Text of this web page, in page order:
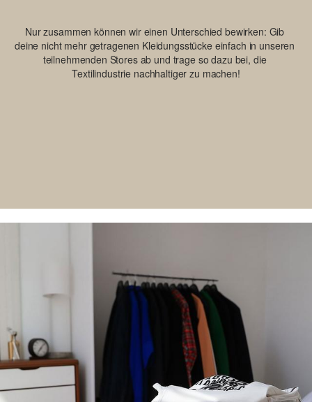
Nur zusammen können wir einen Unterschied bewirken: Gib
deine nicht mehr getragenen Kleidungsstücke einfach in unseren
teilnehmenden Stores ab und trage so dazu bei, die
Textilindustrie nachhaltiger zu machen!